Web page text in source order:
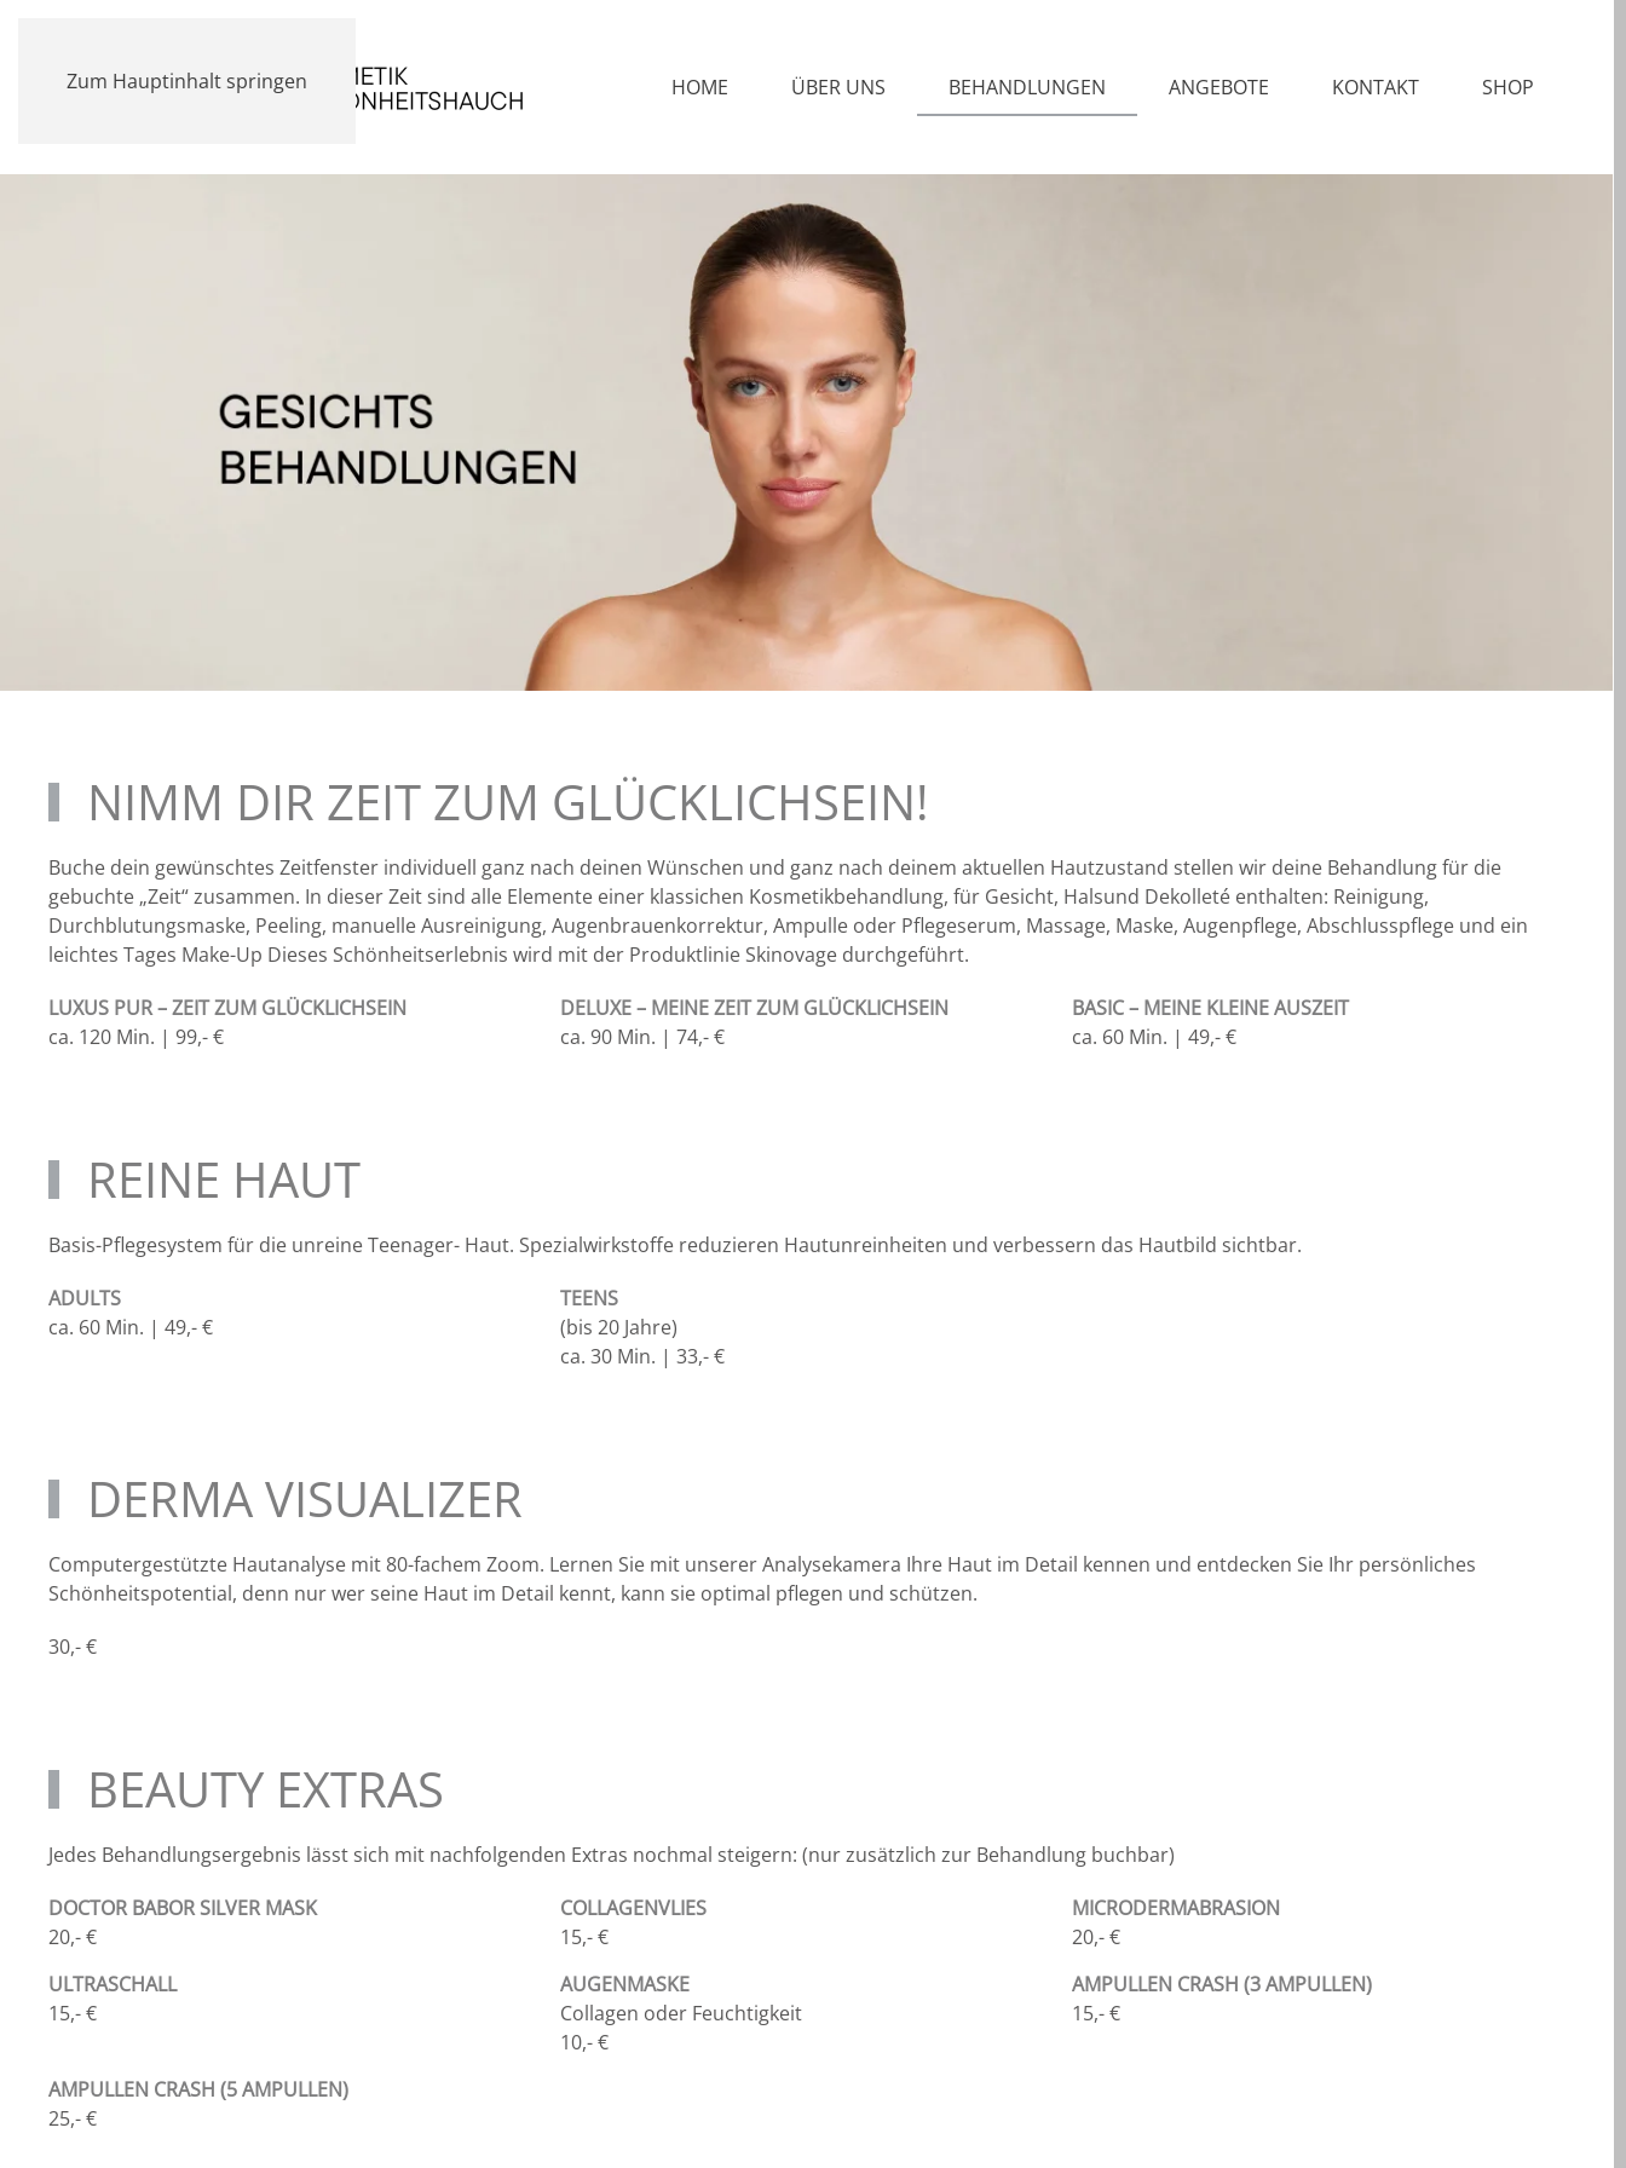
Zum Hauptinhalt springen HOME ÜBER UNS BEHANDLUNGEN ANGEBOTE KONTAKT SHOP
NIMM DIR ZEIT ZUM GLÜCKLICHSEIN!
Buche dein gewünschtes Zeitfenster individuell ganz nach deinen Wünschen und ganz nach deinem aktuellen Hautzustand stellen wir deine Behandlung für die
gebuchte „Zeit“ zusammen. In dieser Zeit sind alle Elemente einer klassichen Kosmetikbehandlung, für Gesicht, Halsund Dekolleté enthalten: Reinigung,
Durchblutungsmaske, Peeling, manuelle Ausreinigung, Augenbrauenkorrektur, Ampulle oder Pflegeserum, Massage, Maske, Augenpflege, Abschlusspflege und ein
leichtes Tages Make-Up Dieses Schönheitserlebnis wird mit der Produktlinie Skinovage durchgeführt.
LUXUS PUR – ZEIT ZUM GLÜCKLICHSEIN
ca. 120 Min. | 99,- €
DELUXE– MEINE ZEIT ZUM GLÜCKLICHSEIN
ca. 90 Min. | 74,- €
BASIC – MEINE KLEINE AUSZEIT
ca. 60 Min. | 49,- €
REINE HAUT
Basis-Pflegesystem für die unreine Teenager- Haut. Spezialwirkstoffe reduzieren Hautunreinheiten und verbessern das Hautbild sichtbar.
ADULTS
ca. 60 Min. | 49,- €
TEENS
(bis 20 Jahre)
ca. 30 Min. | 33,- €
DERMA VISUALIZER
Computergestützte Hautanalyse mit 80-fachem Zoom. Lernen Sie mit unserer Analysekamera Ihre Haut im Detail kennen und entdecken Sie Ihr persönliches
Schönheitspotential, denn nur wer seine Haut im Detail kennt, kann sie optimal pflegen und schützen.
30,- €
BEAUTY EXTRAS
Jedes Behandlungsergebnis lässt sich mit nachfolgenden Extras nochmal steigern: (nur zusätzlich zur Behandlung buchbar)
DOCTOR BABOR SILVER MASK
20,- €
COLLAGENVLIES
15,- €
MICRODERMABRASION
20,- €
ULTRASCHALL
15,- €
AUGENMASKE
Collagen oder Feuchtigkeit
10,- €
AMPULLEN CRASH (3 AMPULLEN)
15,- €
AMPULLEN CRASH (5 AMPULLEN)
25,- €